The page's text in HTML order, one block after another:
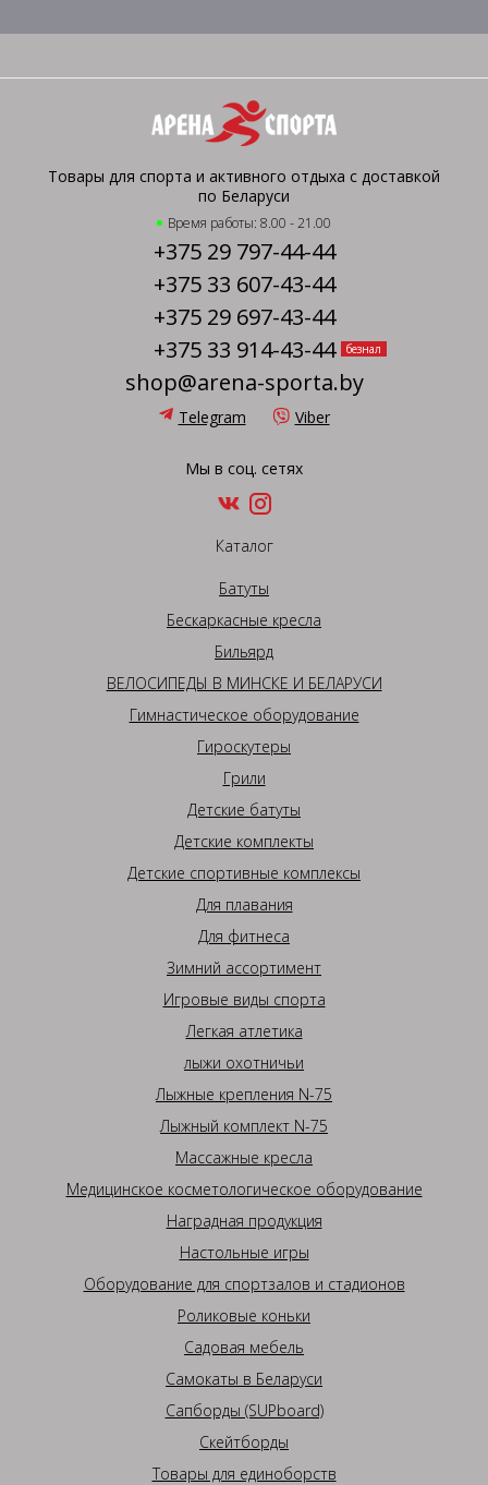
Товары для спорта и активного отдыха с доставкой
по Беларуси
Время работы: 8.00 - 21.00
+375 29 797-44-44
+375 33 607-43-44
+375 29 697-43-44
+375 33 914-43-44
безнал
shop@arena-sporta.by
Telegram Viber
Мы в соц. сетях
Каталог
Батуты
Бескаркасные кресла
Бильярд
ВЕЛОСИПЕДЫ В МИНСКЕ И БЕЛАРУСИ
Гимнастическое оборудование
Гироскутеры
Грили
Детские батуты
Детские комплекты
Детские спортивные комплексы
Для плавания
Для фитнеса
Зимний ассортимент
Игровые виды спорта
Легкая атлетика
лыжи охотничьи
Лыжные крепления N-75
Лыжный комплект N-75
Массажные кресла
Медицинское косметологическое оборудование
Наградная продукция
Настольные игры
Оборудование для спортзалов и стадионов
Роликовые коньки
Садовая мебель
Самокаты в Беларуси
Сапборды (SUPboard)
Скейтборды
Товары для единоборств